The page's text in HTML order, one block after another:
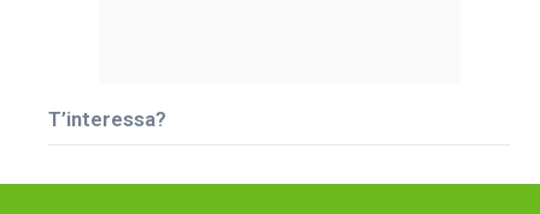
T’interessa?